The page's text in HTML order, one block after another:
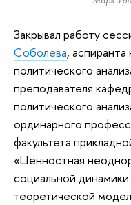
Закрывал работу
Соболева,
политического
преподавателя
политического
ординарного
факультета
«Ценностная
социальной
теоретической